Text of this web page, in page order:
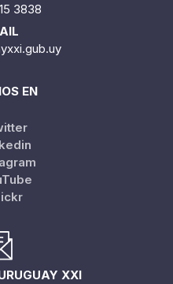
3838
EN
XXI